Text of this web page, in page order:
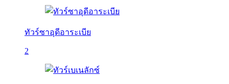
ทัวร์ซาอุดีอาระเบีย
2